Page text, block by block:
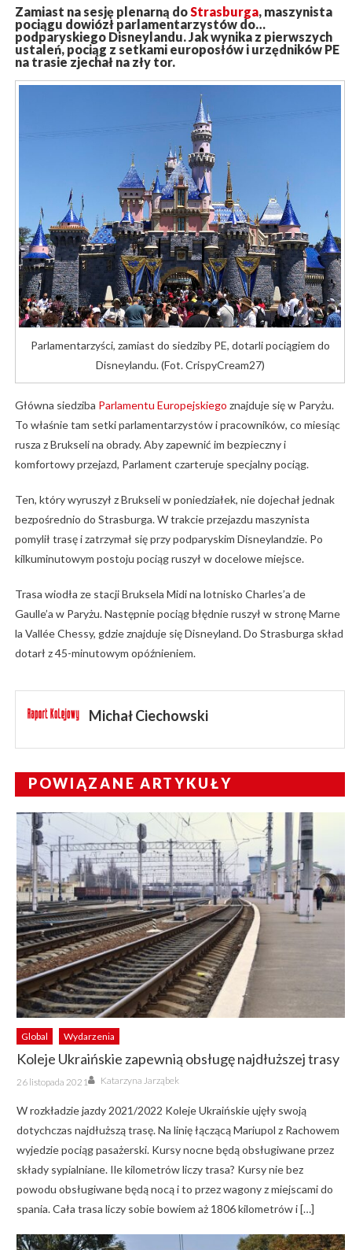
Zamiast na sesję plenarną doStrasburga, maszynista
pociągu dowiózł parlamentarzystów do…
podparyskiego Disneylandu. Jak wynika z pierwszych
ustaleń, pociąg z setkami europosłów i urzędników PE
na trasie zjechał na zły tor.
Parlamentarzyści, zamiast do siedziby PE, dotarli pociągiem do
Disneylandu. (Fot. CrispyCream27)
Główna siedziba Parlamentu Europejskiego znajduje się w Paryżu.
To właśnie tam setki parlamentarzystów i pracowników, co miesiąc
rusza z Brukseli na obrady. Aby zapewnić im bezpieczny i
komfortowy przejazd, Parlament czarteruje specjalny pociąg.
Ten, który wyruszył z Brukseli w poniedziałek, nie dojechał jednak
bezpośrednio do Strasburga. W trakcie przejazdu maszynista
pomylił trasę i zatrzymał się przy podparyskim Disneylandzie. Po
kilkuminutowym postoju pociąg ruszył w docelowe miejsce.
Trasa wiodła ze stacji Bruksela Midi na lotnisko Charles’a de
Gaulle’a w Paryżu. Następnie pociąg błędnie ruszył w stronę Marne
la Vallée Chessy, gdzie znajduje się Disneyland. Do Strasburga skład
dotarł z 45-minutowym opóźnieniem.
Michał Ciechowski
POWIĄZANE ARTYKUŁY
Global Wydarzenia
Koleje Ukraińskie zapewnią obsługę najdłuższej trasy
Posted
on
26 listopada 2021 Author
Katarzyna Jarząbek
W rozkładzie jazdy 2021/2022 Koleje Ukraińskie ujęły swoją
dotychczas najdłuższą trasę. Na linię łączącą Mariupol z Rachowem
wyjedzie pociąg pasażerski. Kursy nocne będą obsługiwane przez
składy sypialniane. Ile kilometrów liczy trasa? Kursy nie bez
powodu obsługiwane będą nocą i to przez wagony z miejscami do
spania. Cała trasa liczy sobie bowiem aż 1806 kilometrów i […]